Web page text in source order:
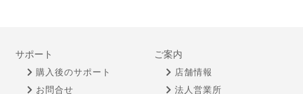
サポート
購入後のサポート
お問合せ
ご案内
店舗情報
法人営業所